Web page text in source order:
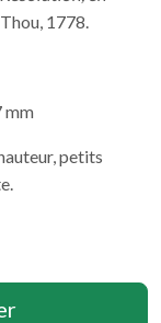
1778.
mm
petits